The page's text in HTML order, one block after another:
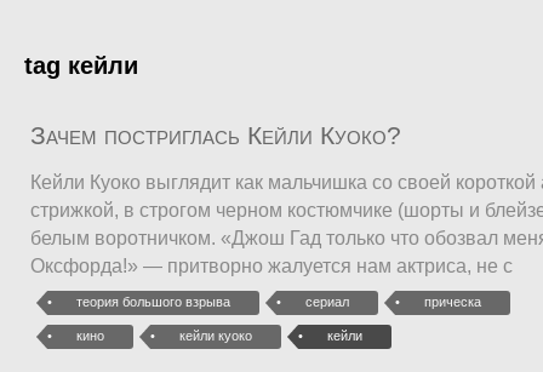
tag кейли
Зачем постриглась Кейли Куоко?
Кейли Куоко выглядит как мальчишка со своей
стрижкой, в строгом черном костюмчике (шорты и
белым воротничком. «Джош Гад только что обозвал
Оксфорда!» — притворно жалуется нам актриса, не с
теория большого взрыва сериал прическа
кино кейли куоко кейли